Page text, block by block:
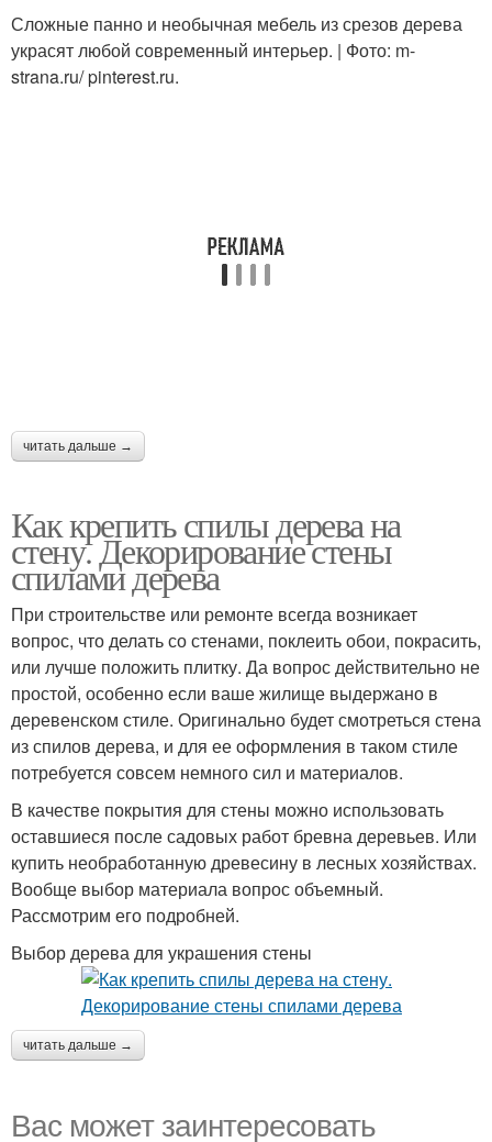
Сложные панно и необычная мебель из срезов дерева
украсят любой современный интерьер. | Фото: m-
strana.ru/ pinterest.ru.
читать дальше →
Как крепить спилы дерева на
стену. Декорирование стены
спилами дерева
При строительстве или ремонте всегда возникает
вопрос, что делать со стенами, поклеить обои, покрасить,
или лучше положить плитку. Да вопрос действительно не
простой, особенно если ваше жилище выдержано в
деревенском стиле. Оригинально будет смотреться стена
из спилов дерева, и для ее оформления в таком стиле
потребуется совсем немного сил и материалов.
В качестве покрытия для стены можно использовать
оставшиеся после садовых работ бревна деревьев. Или
купить необработанную древесину в лесных хозяйствах.
Вообще выбор материала вопрос объемный.
Рассмотрим его подробней.
Выбор дерева для украшения стены
читать дальше →
Вас может заинтересовать